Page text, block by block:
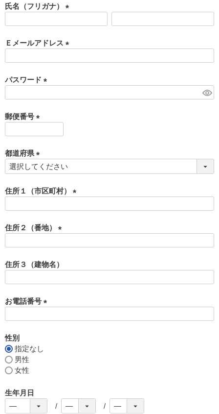
須
氏名（フリガナ）
須
Ｅメールアドレス
パスワード
郵便番号
須
)
都道府県
(
須
)
住所１（市区町村）
住所２（番地）
須
住所３（建物名）
お電話番号
性別
指定なし
男性
女性
生年月日